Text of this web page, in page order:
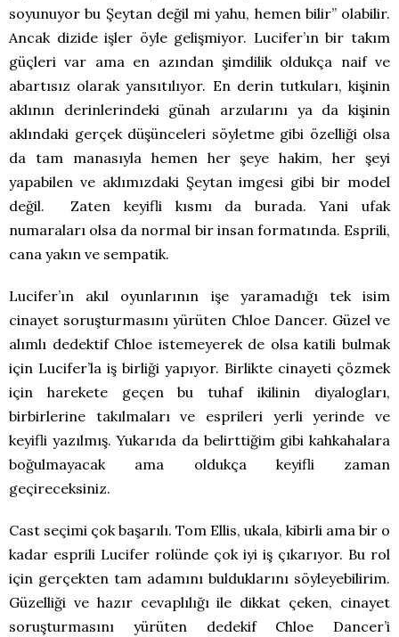
soyunuyor bu Şeytan değil mi yahu, hemen bilir” olabilir.
Ancak dizide işler öyle gelişmiyor. Lucifer’ın bir takım
güçleri var ama en azından şimdilik oldukça naif ve
abartısız olarak yansıtılıyor. En derin tutkuları, kişinin
aklının derinlerindeki günah arzularını ya da kişinin
aklındaki gerçek düşünceleri söyletme gibi özelliği olsa
da tam manasıyla hemen her şeye hakim, her şeyi
yapabilen ve aklımızdaki Şeytan imgesi gibi bir model
değil. Zaten keyifli kısmı da burada. Yani ufak
numaraları olsa da normal bir insan formatında. Esprili,
cana yakın ve sempatik.
Lucifer’ın akıl oyunlarının işe yaramadığı tek isim
cinayet soruşturmasını yürüten Chloe Dancer. Güzel ve
alımlı dedektif Chloe istemeyerek de olsa katili bulmak
için Lucifer’la iş birliği yapıyor. Birlikte cinayeti çözmek
için harekete geçen bu tuhaf ikilinin diyalogları,
birbirlerine takılmaları ve esprileri yerli yerinde ve
keyifli yazılmış. Yukarıda da belirttiğim gibi kahkahalara
boğulmayacak ama oldukça keyifli zaman
geçireceksiniz.
Cast seçimi çok başarılı. Tom Ellis, ukala, kibirli ama bir o
kadar esprili Lucifer rolünde çok iyi iş çıkarıyor. Bu rol
için gerçekten tam adamını bulduklarını söyleyebilirim.
Güzelliği ve hazır cevaplılığı ile dikkat çeken, cinayet
soruşturmasını yürüten dedekif Chloe Dancer’i